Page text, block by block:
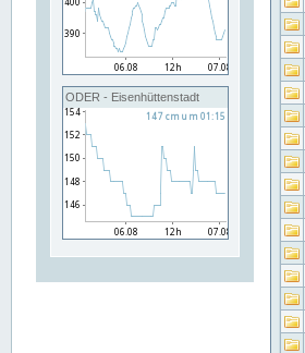
ODER - Eisenhüttenstadt